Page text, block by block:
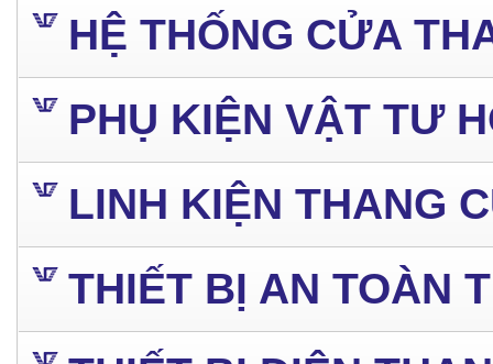
HỆ THỐNG CỬA
PHỤ KIỆN VẬT TƯ
LINH KIỆN THANG
THIẾT BỊ AN TOÀN